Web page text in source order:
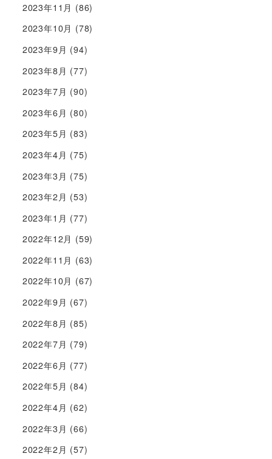
2023年11月 (86)
2023年10月 (78)
2023年9月 (94)
2023年8月 (77)
2023年7月 (90)
2023年6月 (80)
2023年5月 (83)
2023年4月 (75)
2023年3月 (75)
2023年2月 (53)
2023年1月 (77)
2022年12月 (59)
2022年11月 (63)
2022年10月 (67)
2022年9月 (67)
2022年8月 (85)
2022年7月 (79)
2022年6月 (77)
2022年5月 (84)
2022年4月 (62)
2022年3月 (66)
2022年2月 (57)